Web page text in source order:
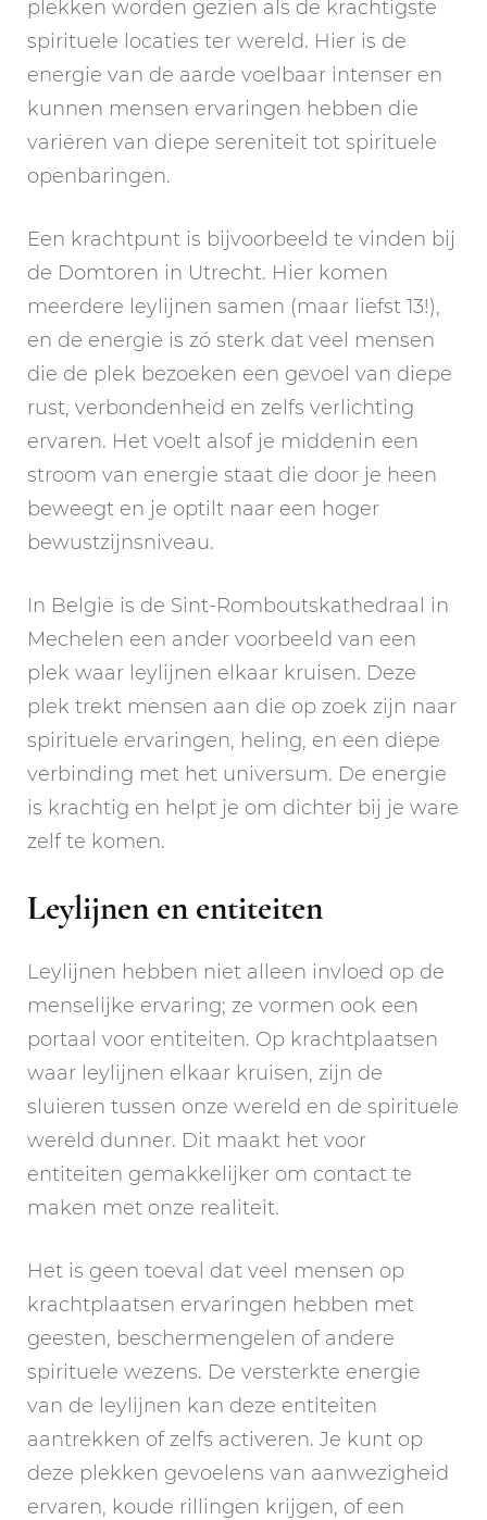
plekken worden gezien als de krachtigste
spirituele locaties ter wereld. Hier is de
energie van de aarde voelbaar intenser en
kunnen mensen ervaringen hebben die
variëren van diepe sereniteit tot spirituele
openbaringen.
Een krachtpunt is bijvoorbeeld te vinden bij
de Domtoren in Utrecht. Hier komen
meerdere leylijnen samen (maar liefst 13!),
en de energie is zó sterk dat veel mensen
die de plek bezoeken een gevoel van diepe
rust, verbondenheid en zelfs verlichting
ervaren. Het voelt alsof je middenin een
stroom van energie staat die door je heen
beweegt en je optilt naar een hoger
bewustzijnsniveau.
In België is de Sint-Romboutskathedraal in
Mechelen een ander voorbeeld van een
plek waar leylijnen elkaar kruisen. Deze
plek trekt mensen aan die op zoek zijn naar
spirituele ervaringen, heling, en een diepe
verbinding met het universum. De energie
is krachtig en helpt je om dichter bij je ware
zelf te komen.
Leylijnen en entiteiten
Leylijnen hebben niet alleen invloed op de
menselijke ervaring; ze vormen ook een
portaal voor entiteiten. Op krachtplaatsen
waar leylijnen elkaar kruisen, zijn de
sluieren tussen onze wereld en de spirituele
wereld dunner. Dit maakt het voor
entiteiten gemakkelijker om contact te
maken met onze realiteit.
Het is geen toeval dat veel mensen op
krachtplaatsen ervaringen hebben met
geesten, beschermengelen of andere
spirituele wezens. De versterkte energie
van de leylijnen kan deze entiteiten
aantrekken of zelfs activeren. Je kunt op
deze plekken gevoelens van aanwezigheid
ervaren, koude rillingen krijgen, of een